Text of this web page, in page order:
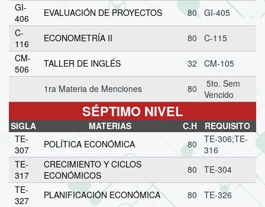
GI-
406
EVALUACIÓN DE PROYECTOS 80 GI-405
C-
116
ECONOMETRÍA II 80
C-115
CM-
506
TALLER DE INGLÉS 32 CM-105
1ra Materia de Menciones 80
5to. Sem
Vencido
SÉPTIMO NIVEL
SIGLA MATERIAS C.H
REQUISITO
TE-
307
POLÍTICA ECONÓMICA 80
TE-306;TE-
316
TE-
317
CRECIMIENTO Y CICLOS
ECONÓMICOS
80
TE-304
TE-
327
PLANIFICACIÓN ECONÓMICA 80
TE-326